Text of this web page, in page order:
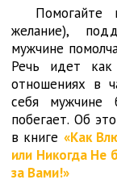
Помогайте
желание),
мужчине
Речь идет
отношениях в
себя мужчине
побегает. Об
в книге «Как
или Никогда Не
за Вами!»